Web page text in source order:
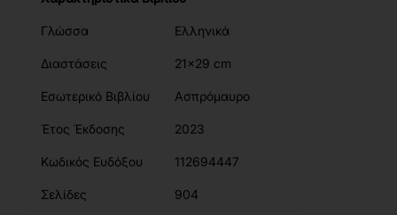
Γλώσσα Ελληνικά
Διαστάσεις 21x29 cm
Εσωτερικό Βιβλίου Ασπρόμαυρο
Έτος Έκδοσης 2023
Κωδικός Ευδόξου 112694447
Σελίδες 904